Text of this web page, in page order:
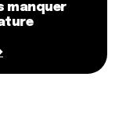
manquer